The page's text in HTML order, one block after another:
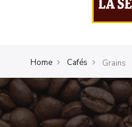
Home Cafés Grains